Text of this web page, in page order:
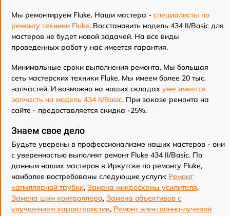
Мы ремонтируем Fluke. Наши мастера - специалисты по
ремонту техники Fluke. Восстановить модель 434 II/Basic для
мастеров не будет новой задачей. На все виды
проведенных работ у нас имеется гарантия.
Минимальные сроки выполнения ремонта. Мы большая
сеть мастерских техники Fluke. Мы имеем более 20 тыс.
запчастей. И возможно на наших складах уже имеется
запчасть на модель 434 II/Basic. При заказе ремонта на
сайте - предоставляется скидка -25%.
Знаем свое дело
Будьте уверены в профессионализме наших мастеров - они
с уверенностью выполнят ремонт Fluke 434 II/Basic. По
данным наших мастеров в Иркутске по ремонту Fluke,
наиболее востребованы следующие услуги: Ремонт
капиллярной трубки, Замена микросхемы усилителя,
Замена шим контроллера, Замена объективов с
улучшением характеристик, Ремонт электронно-лучевой